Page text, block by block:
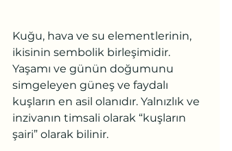
Kuğu, hava ve su elementlerinin,
ikisinin sembolik birleşimidir.
Yaşamı ve günün doğumunu
simgeleyen güneş ve faydalı
kuşların en asil olanıdır. Yalnızlık ve
inzivanın timsali olarak “kuşların
şairi” olarak bilinir.